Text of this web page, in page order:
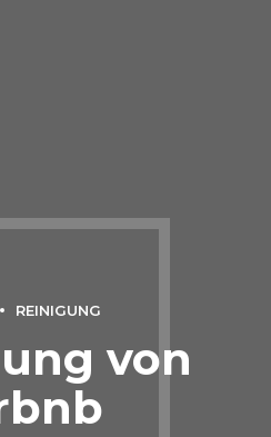
REINIGUNG
von